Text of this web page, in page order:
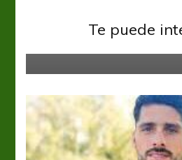
Te puede
A San Juan, con la